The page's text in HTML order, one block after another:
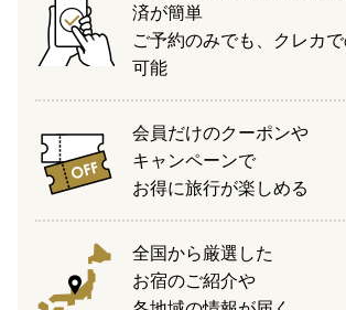
済が簡単
ご予約のみでも、クレカ
可能
会員だけのクーポンや
キャンペーンで
お得に旅行が楽しめる
全国から厳選した
お宿のご紹介や